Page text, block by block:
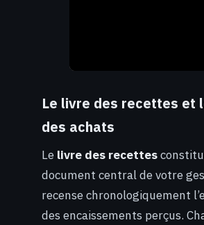
Le livre des recettes et
des achats
Le livre des recettes
document central de votre
recense chronologiquement
des encaissements perçus.